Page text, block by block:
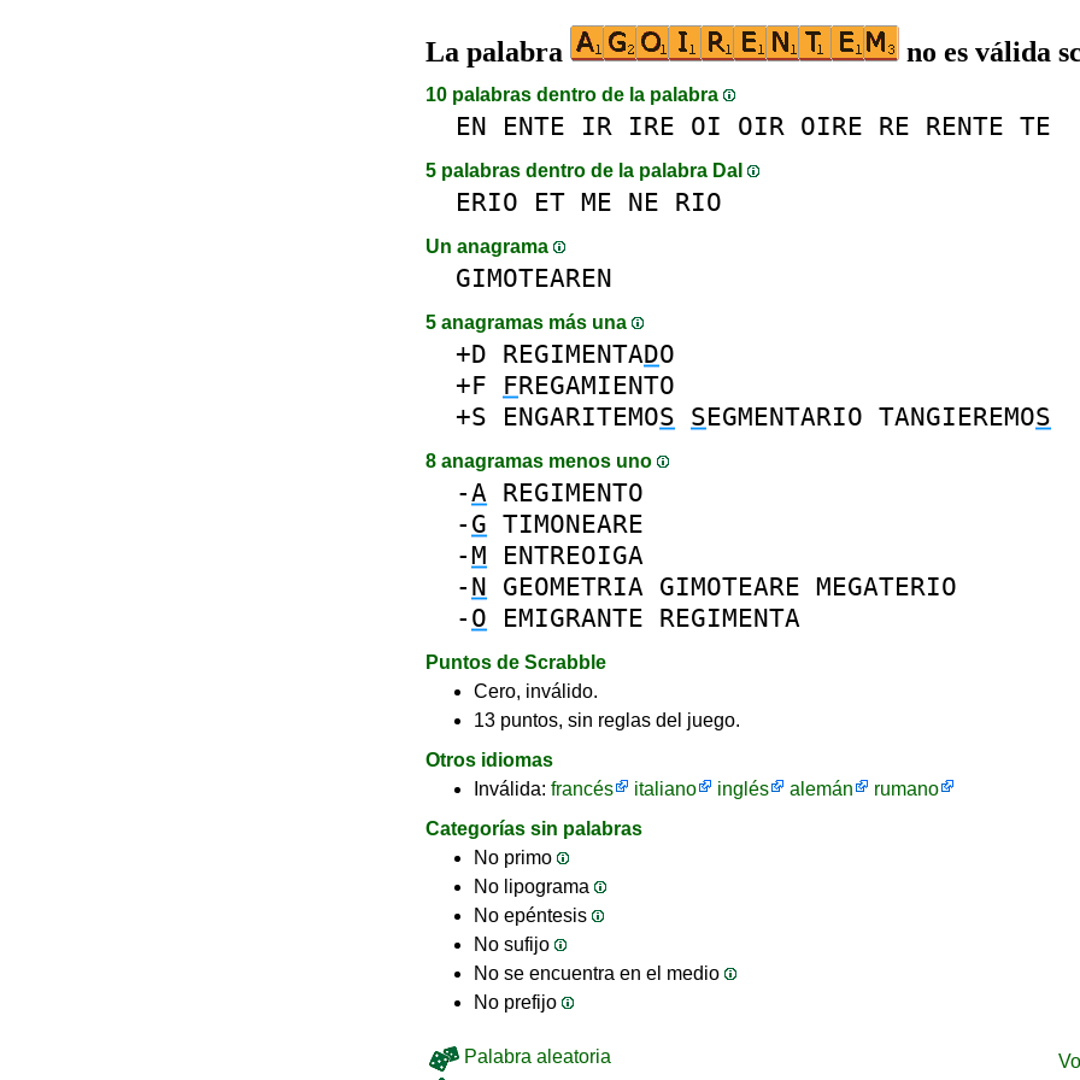
La palabra no es válida
10 palabras dentro de la palabra
EN ENTE IR IRE OI OIR OIRE RE RENTE TE
5 palabras dentro de la palabra DaI
ERIO ET ME NE RIO
Un anagrama
GIMOTEAREN
5 anagramas más una
+D REGIMENTADO
+F FREGAMIENTO
+S ENGARITEMOS SEGMENTARIO TANGIEREMOS
8 anagramas menos uno
-A REGIMENTO
- G TIMONEARE
-M
ENTREOIGA
- N GEOMETRIA GIMOTEARE MEGATERIO
- O EMIGRANTE REGIMENTA
Puntos de Scrabble
Cero, inválido.
13 puntos, sin reglas del juego.
Otros idiomas
Inválida: francés italiano inglés alemán
rumano
Categorías sin palabras
No primo
No lipograma
No epéntesis
No sufijo
No se encuentra en el medio
No prefijo
Palabra aleatoria